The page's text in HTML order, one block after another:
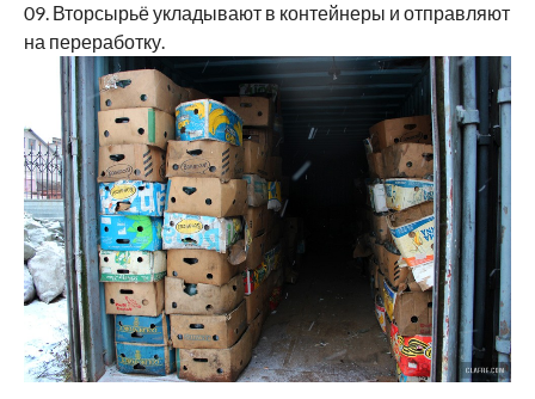
09. Вторсырьё укладывают в контейнеры и отправляют
на переработку.